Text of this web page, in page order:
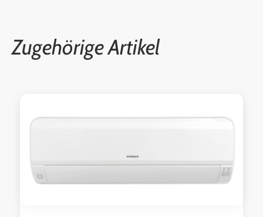
Zugehörige Artikel